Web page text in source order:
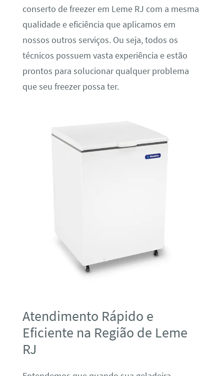
conserto de freezer em Leme RJ com a mesma
qualidade e eficiência que aplicamos em
nossos outros serviços. Ou seja, todos os
técnicos possuem vasta experiência e estão
prontos para solucionar qualquer problema
que seu freezer possa ter.
Atendimento Rápido e
Eficiente na Região de Leme
RJ